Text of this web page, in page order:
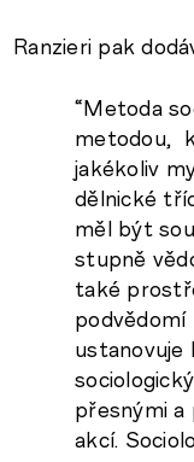
Ranzieri pak
“Metoda
metodou,
jakékoliv
dělnické
měl být
stupně
také
podvědomí
ustanovuje
přesnými a
akcí.